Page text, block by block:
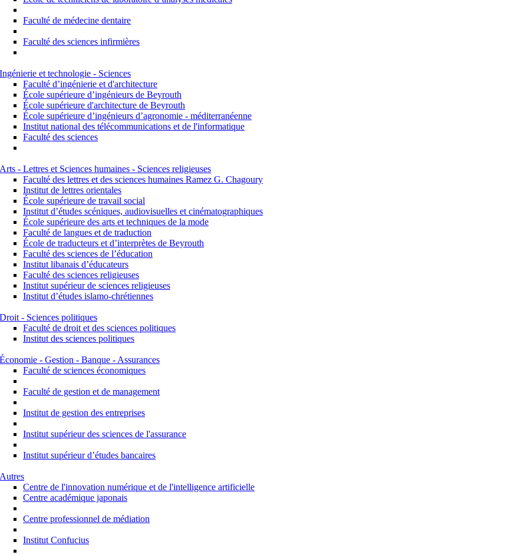
Faculté de médecine dentaire
Faculté des sciences infirmières
Ingénierie et technologie - Sciences
Faculté d’ingénierie et d'architecture
École supérieure d’ingénieurs de Beyrouth
École supérieure d'architecture de Beyrouth
École supérieure d’ingénieurs d’agronomie - méditerranéenne
Institut national des télécommunications et de l'informatique
Faculté des sciences
Arts - Lettres et Sciences humaines - Sciences religieuses
Faculté des lettres et des sciences humaines Ramez G. Chagoury
Institut de lettres orientales
École supérieure de travail social
Institut d’études scéniques, audiovisuelles et cinématographiques
École supérieure des arts et techniques de la mode
Faculté de langues et de traduction
École de traducteurs et d’interprètes de Beyrouth
Faculté des sciences de l’éducation
Institut libanais d’éducateurs
Faculté des sciences religieuses
Institut supérieur de sciences religieuses
Institut d’études islamo-chrétiennes
Droit - Sciences politiques
Faculté de droit et des sciences politiques
Institut des sciences politiques
Économie - Gestion - Banque - Assurances
Faculté de sciences économiques
Faculté de gestion et de management
Institut de gestion des entreprises
Institut supérieur des sciences de l'assurance
Institut supérieur d’études bancaires
Autres
Centre de l'innovation numérique et de l'intelligence artificielle
Centre académique japonais
Centre professionnel de médiation
Institut Confucius